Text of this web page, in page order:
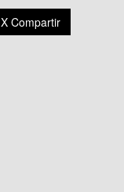
X Compartir